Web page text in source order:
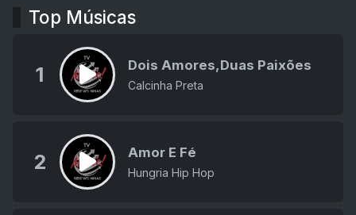
Top Músicas
1 Dois Amores,Duas Paixões
Calcinha Preta
2 Amor E Fé
Hungria Hip Hop